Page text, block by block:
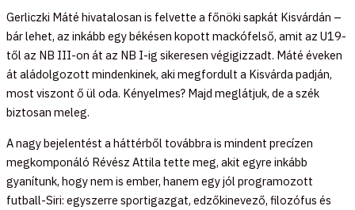
Gerliczki Máté hivatalosan is felvette a főnöki sapkát Kisvárdán –
bár lehet, az inkább egy békésen kopott mackófelső, amit az U19-
től az NB III-on át az NB I-ig sikeresen végigizzadt. Máté éveken
át aládolgozott mindenkinek, aki megfordult a Kisvárda padján,
most viszont ő ül oda. Kényelmes? Majd meglátjuk, de a szék
biztosan meleg.
A nagy bejelentést a háttérből továbbra is mindent precízen
megkomponáló Révész Attila tette meg, akit egyre inkább
gyanítunk, hogy nem is ember, hanem egy jól programozott
futball-Siri: egyszerre sportigazgat, edzőkinevező, filozófus és